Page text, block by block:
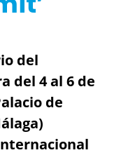
del
del 4 al 6 de
de